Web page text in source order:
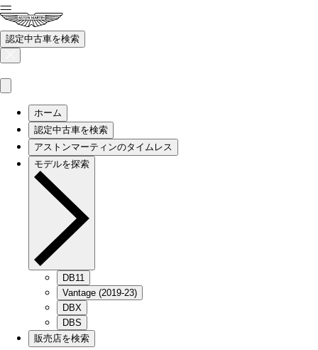
認定中古車を検索
ホーム
認定中古車を検索
アストンマーティンのタイムレス
モデルを探索
DB11
Vantage (2019-23)
DBX
DBS
販売店を検索